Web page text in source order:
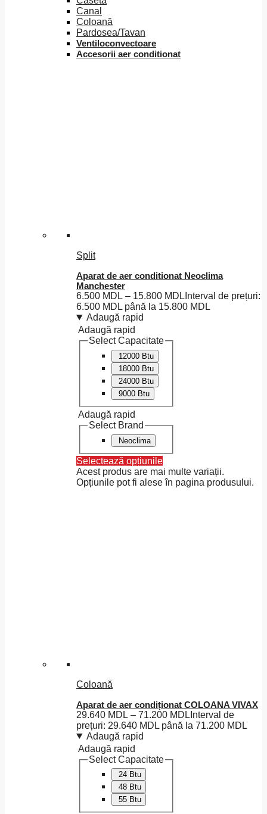
Canal
Coloană
Pardosea/Tavan
Ventiloconvectoare
Accesorii aer conditionat
Split
Aparat de aer conditionat Neoclima
Manchester
6.500 MDL – 15.800 MDL Interval de prețuri:
6.500 MDL până la 15.800 MDL
Adaugă rapid
Adaugă rapid
Select Capacitate
12000 Btu
18000 Btu
24000 Btu
9000 Btu
Adaugă rapid
Select Brand
Neoclima
Selectează opțiunile
Acest produs are mai multe variații.
Opțiunile pot fi alese în pagina produsului.
Coloană
Aparat de aer condiționat COLOANA VIVAX
29.640 MDL – 71.200 MDL Interval de
prețuri: 29.640 MDL până la 71.200 MDL
Adaugă rapid
Adaugă rapid
Select Capacitate
24 Btu
48 Btu
55 Btu